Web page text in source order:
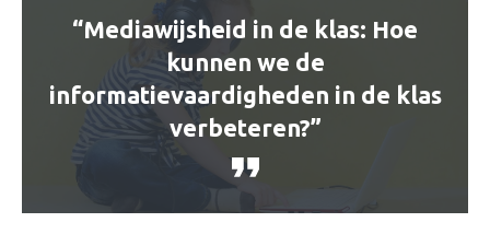
“Mediawijsheid in de klas: Hoe
kunnen we de
informatievaardigheden in de klas
verbeteren?”